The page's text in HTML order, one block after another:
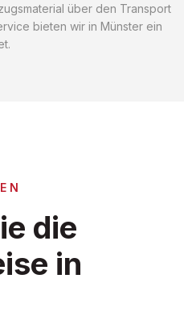
über den Transport
bieten wir in Münster ein
die
in